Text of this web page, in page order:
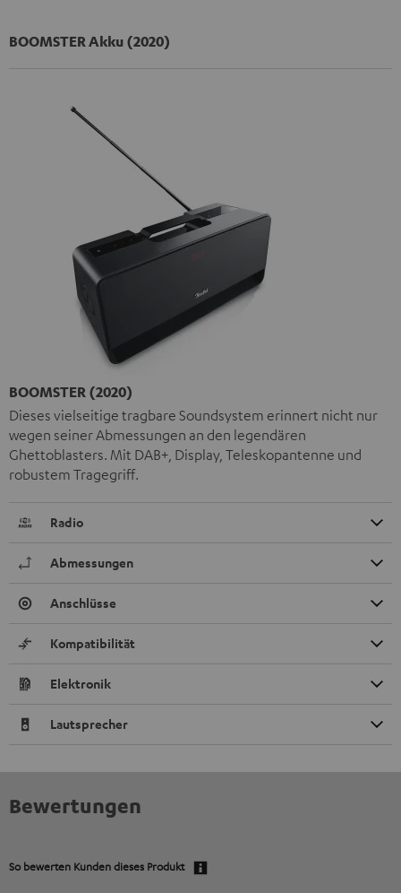
BOOMSTER Akku (2020)
BOOMSTER (2020)
Dieses vielseitige tragbare Soundsystem erinnert nicht nur
wegen seiner Abmessungen an den legendären
Ghettoblasters. Mit DAB+, Display, Teleskopantenne und
robustem Tragegriff.
Radio
Abmessungen
Anschlüsse
Kompatibilität
Elektronik
Lautsprecher
Bewertungen
So bewerten Kunden dieses Produkt